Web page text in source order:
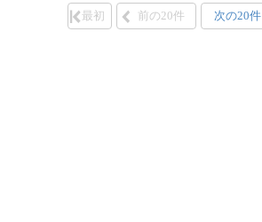
最初 前の20件 次の20件